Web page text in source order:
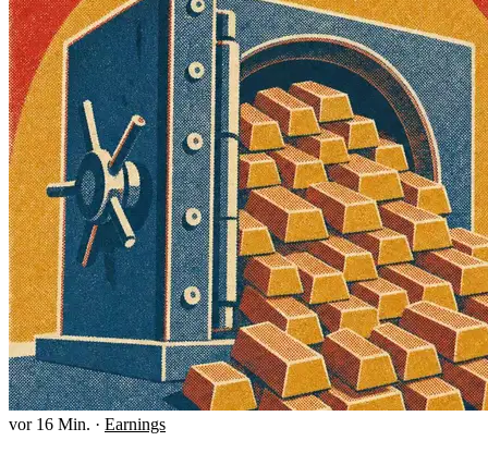
vor 16 Min. · Earnings